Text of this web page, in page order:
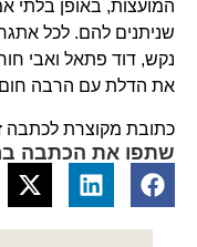
המועצות, באופן בלתי
שניתנים להם. לכל
נקש, דוד פתאל ואבי
את הדלת עם הרבה
כתובת מקוצרת לכתבה
שתפו את הכתבה